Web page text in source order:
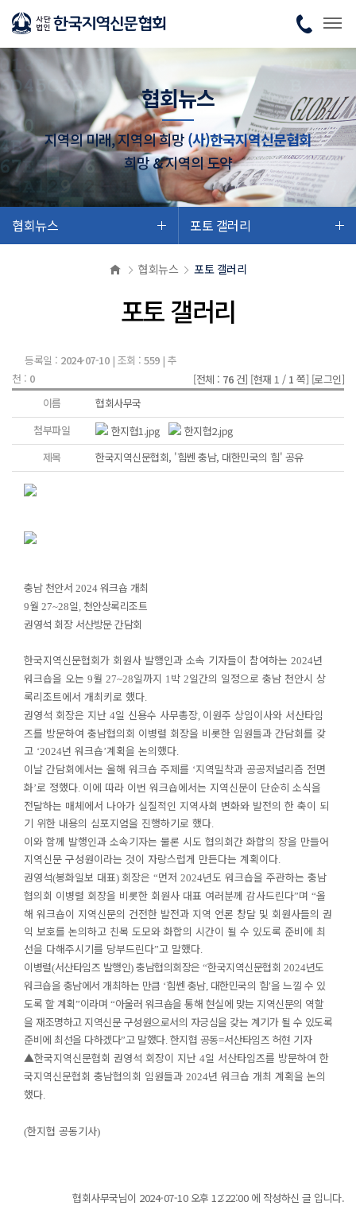
협회뉴스
지역의 미래, 지역의 희망(사)한국지역신문협회
희망 & 지역의 도약
협회뉴스 포토 갤러리
협회뉴스 포토 갤러리
포토 갤러리
등록일 : 2024-07-10| 조회 : 559| 추
천 : 0 [전체 : 76건] [현재 1 / 1 쪽] [로그인]
이름
협회사무국
첨부파일
한지협1.jpg
한지협2.jpg
제목
한국지역신문협회, '힘쎈 충남, 대한민국의 힘' 공유
충남 천안서 2024 워크숍 개최
9월 27~28일 , 천안상록리조트
권영석 회장 서산방문 간담회
한국지역신문협회가 회원사 발행인과 소속 기자들이 참여하는 2024년
워크숍을 오는 9월 27~28일까지 1박 2일간의 일정으로 충남 천안시 상
록리조트에서 개최키로 했다.
권영석 회장은 지난 4일 신용수 사무총장, 이원주 상임이사와 서산타임
즈를 방문하여 충남협의회 이병렬 회장을 비롯한 임원들과 간담회를 갖
고 ‘2024년 워크숍’계획을 논의했다.
이날 간담회에서는 올해 워크숍 주제를 ‘지역밀착과 공공저널리즘 전면
화’로 정했다. 이에 따라 이번 워크숍에서는 지역신문이 단순히 소식을
전달하는 매체에서 나아가 실질적인 지역사회 변화와 발전의 한 축이 되
기 위한 내용의 심포지엄을 진행하기로 했다.
이와 함께 발행인과 소속기자는 물론 시도 협의회간 화합의 장을 만들어
지역신문 구성원이라는 것이 자랑스럽게 만든다는 계획이다.
권영석(봉화일보 대표) 회장은 “먼저 2024년도 워크숍을 주관하는 충남
협의회 이병렬 회장을 비롯한 회원사 대표 여러분께 감사드린다”며 “올
해 워크숍이 지역신문의 건전한 발전과 지역 언론 창달 및 회원사들의 권
익 보호를 논의하고 친목 도모와 화합의 시간이 될 수 있도록 준비에 최
선을 다해주시기를 당부드린다”고 말했다.
이병렬(서산타임즈 발행인) 충남협의회장은 “한국지역신문협회 2024년도
워크숍을 충남에서 개최하는 만큼 ‘힘쎈 충남, 대한민국의 힘’을 느낄 수 있
도록 할 계획”이라며 “아울러 워크숍을 통해 현실에 맞는 지역신문의 역할
을 재조명하고 지역신문 구성원으로서의 자긍심을 갖는 계기가 될 수 있도록
준비에 최선을 다하겠다”고 말했다. 한지협 공동=서산타임즈 허현 기자
▲한국지역신문협회 권영석 회장이 지난 4일 서산타임즈를 방문하여 한
국지역신문협회 충남협의회 임원들과 2024년 워크숍 개최 계획을 논의
했다.
(한지협 공동기사)
협회사무국님이 2024-07-10 오후 12:22:00 에 작성하신 글 입니다.